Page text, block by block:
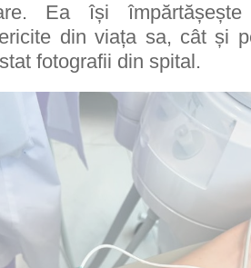
Ea își
din viața sa, cât și
fotografii din spital.